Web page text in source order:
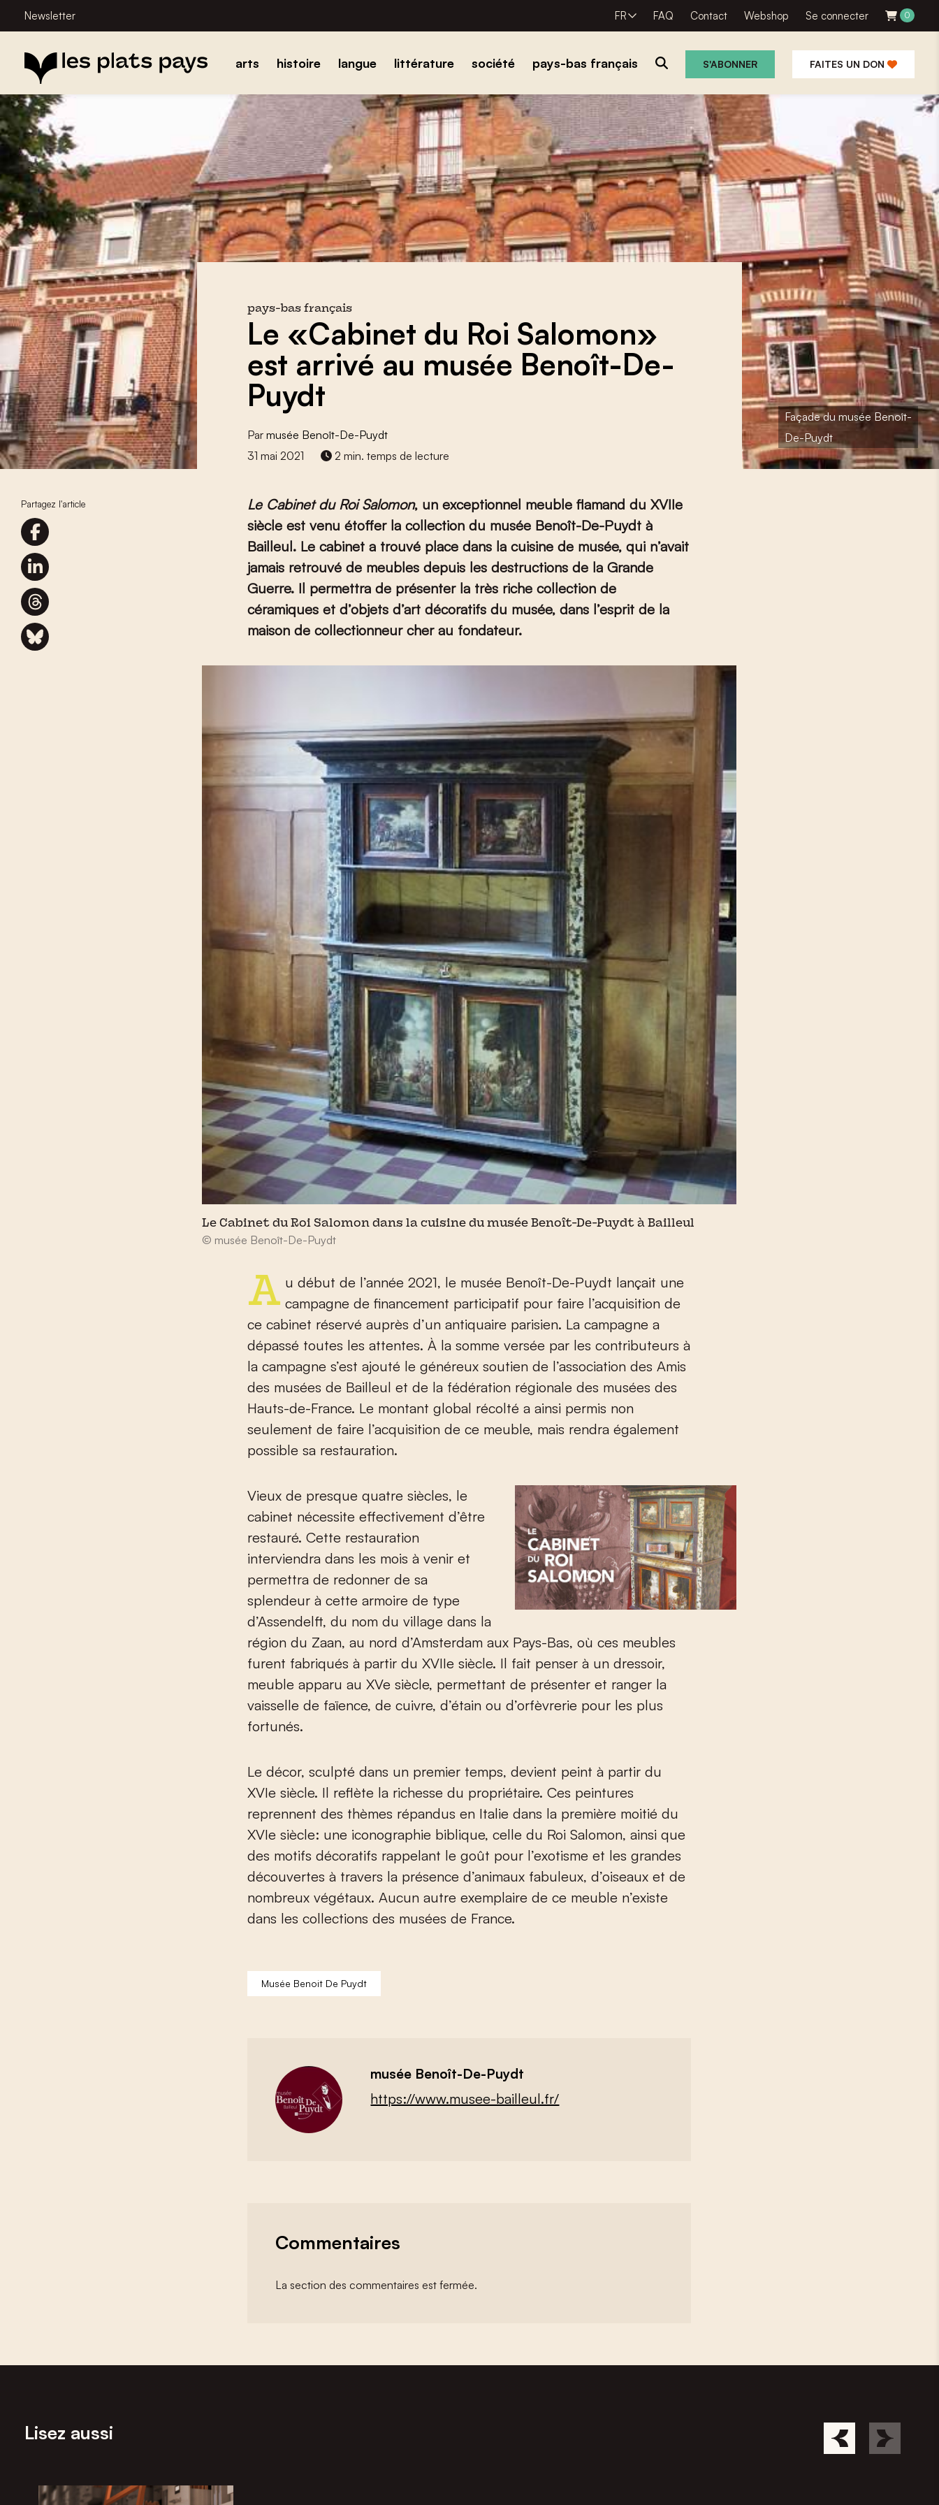
Newsletter FR FAQ Contact Webshop Se connecter 0
arts histoire langue littérature société pays-bas français S'ABONNER FAITES UN DON
Façade du musée Benoît-
De-Puydt
Partagez l'article
pays-bas français
Le «Cabinet du Roi Salomon»
est arrivé au musée Benoît-De-
Puydt
Parmusée Benoît-De-Puydt
31 mai 2021
2 min. temps de lecture
Le Cabinet du Roi Salomon, un exceptionnel meuble flamand du XVIIe
siècle est venu étoffer la collection du musée Benoît-De-Puydt à
Bailleul. Le cabinet a trouvé place dans la cuisine de musée, qui n’avait
jamais retrouvé de meubles depuis les destructions de la Grande
Guerre. Il permettra de présenter la très riche collection de
céramiques et d’objets d’art décoratifs du musée, dans l’esprit de la
maison de collectionneur cher au fondateur.
Le Cabinet du Roi Salomon dans la cuisine du musée Benoît-De-Puydt à Bailleul
© musée Benoît-De-Puydt
Au début de l’année 2021, le musée Benoît-De-Puydt lançait une campagne de financement participatif pour faire l’acquisition de
ce cabinet réservé auprès d’un antiquaire parisien. La campagne a
dépassé toutes les attentes. À la somme versée par les contributeurs à
la campagne s’est ajouté le généreux soutien de l’association des Amis
des musées de Bailleul et de la fédération régionale des musées des
Hauts-de-France. Le montant global récolté a ainsi permis non
seulement de faire l’acquisition de ce meuble, mais rendra également
possible sa restauration.
Vieux de presque quatre siècles, le
cabinet nécessite effectivement d’être
restauré. Cette restauration
interviendra dans les mois à venir et
permettra de redonner de sa
splendeur à cette armoire de type
d’Assendelft, du nom du village dans la
région du Zaan, au nord d’Amsterdam aux Pays-Bas, où ces meubles
furent fabriqués à partir du XVIIe siècle. Il fait penser à un dressoir,
meuble apparu au XVe siècle, permettant de présenter et ranger la
vaisselle de faïence, de cuivre, d’étain ou d’orfèvrerie pour les plus
fortunés.
Le décor, sculpté dans un premier temps, devient peint à partir du
XVIe siècle. Il reflète la richesse du propriétaire. Ces peintures
reprennent des thèmes répandus en Italie dans la première moitié du
XVIe siècle: une iconographie biblique, celle du Roi Salomon, ainsi que
des motifs décoratifs rappelant le goût pour l’exotisme et les grandes
découvertes à travers la présence d’animaux fabuleux, d’oiseaux et de
nombreux végétaux. Aucun autre exemplaire de ce meuble n’existe
dans les collections des musées de France.
Musée Benoit De Puydt
musée Benoît-De-Puydt
https://www.musee-bailleul.fr/
Commentaires
La section des commentaires est fermée.
Lisez aussi